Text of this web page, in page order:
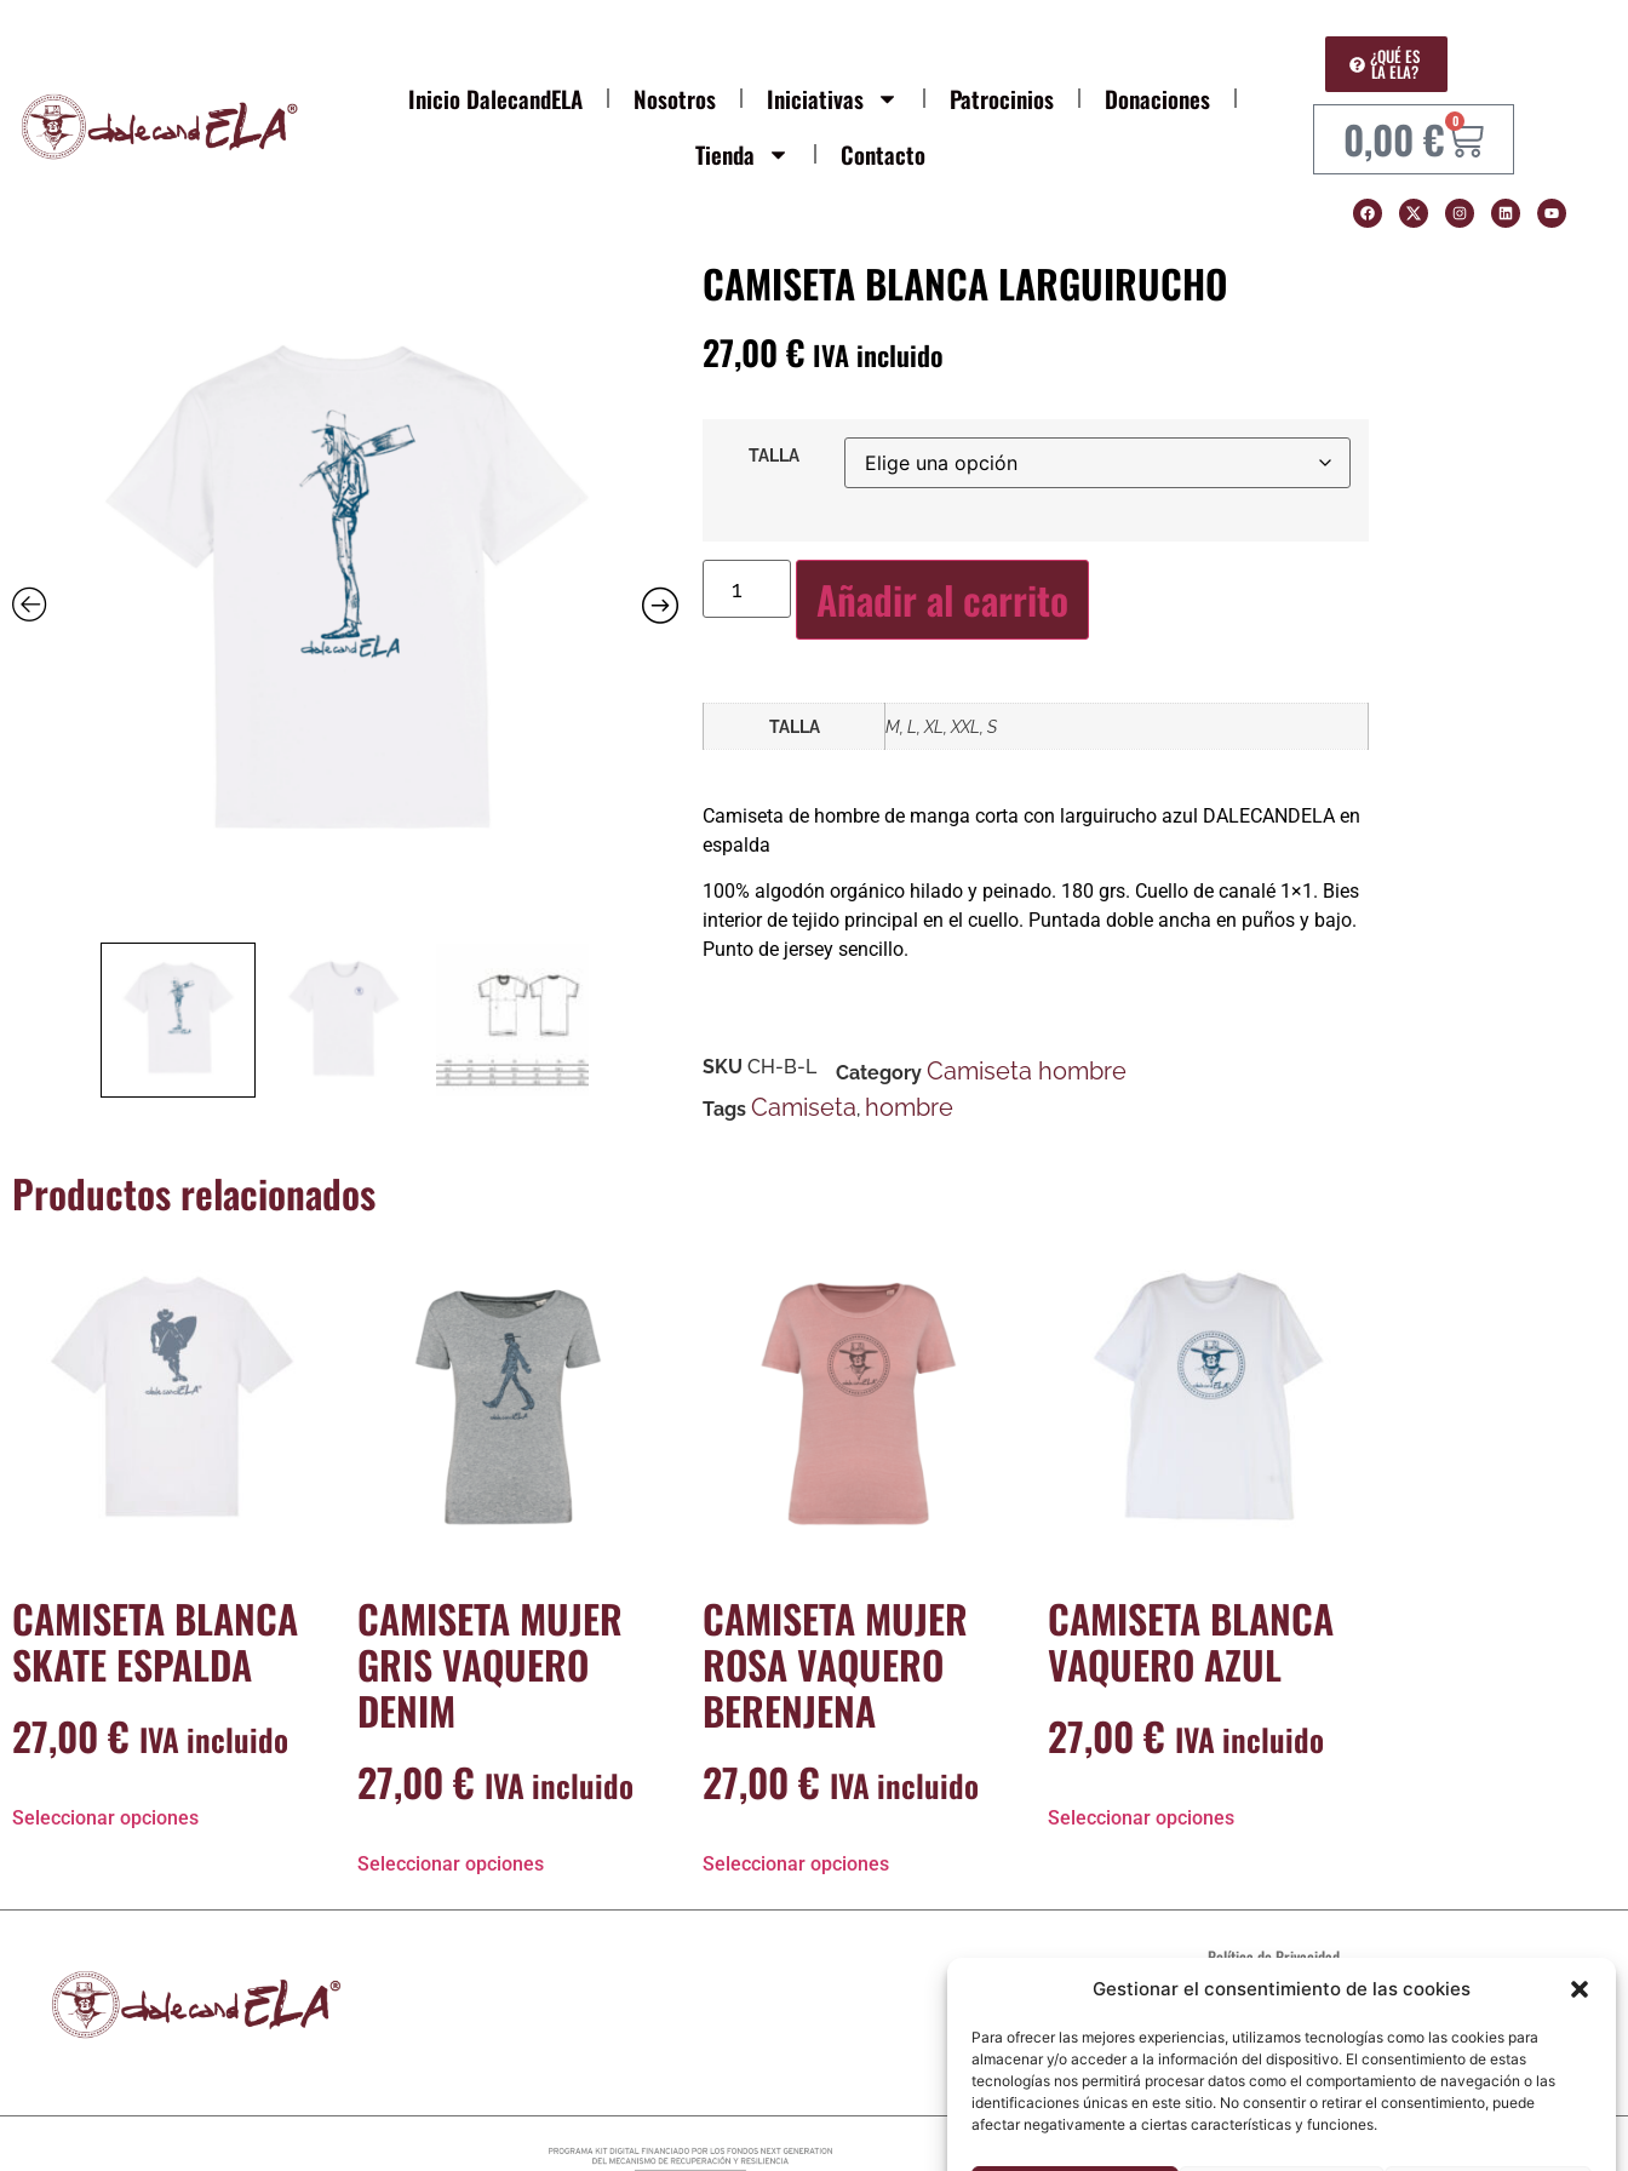
Gestionar el consentimiento de las cookies
Para ofrecer las mejores experiencias, utilizamos tecnologías como las cookies para
almacenar y/o acceder a la información del dispositivo. El consentimiento de estas
tecnologías nos permitirá procesar datos como el comportamiento de navegación o las
identificaciones únicas en este sitio. No consentir o retirar el consentimiento, puede
afectar negativamente a ciertas características y funciones.
Inicio DalecandELA Nosotros Iniciativas Patrocinios
Donaciones
Tienda
Contacto
¿QUÉ ES
LA ELA?
0,00€ 0
CAMISETA BLANCA LARGUIRUCHO
27,00€ IVA incluido
TALLA
Añadir al carrito
TALLA M, L, XL, XXL, S
Camiseta de hombre de manga corta con larguirucho azul DALECANDELA en
espalda
100% algodón orgánico hilado y peinado. 180 grs. Cuello de canalé 1×1. Bies
interior de tejido principal en el cuello. Puntada doble ancha en puños y bajo.
Punto de jersey sencillo.
SKU CH-B-L Category Camiseta hombre
Tags Camiseta, hombre
Productos relacionados
CAMISETA BLANCA
SKATE ESPALDA
27,00€ IVA incluido
Seleccionar opciones
CAMISETA MUJER
GRIS VAQUERO
DENIM
27,00€ IVA incluido
Seleccionar opciones
CAMISETA MUJER
ROSA VAQUERO
BERENJENA
27,00€ IVA incluido
Seleccionar opciones
CAMISETA BLANCA
VAQUERO AZUL
27,00€ IVA incluido
Seleccionar opciones
Política de Privacidad
Aviso Legal
Código ético